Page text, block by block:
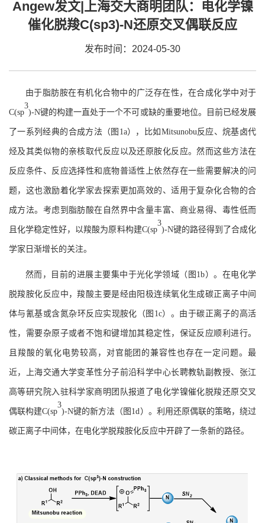
Angew发文|上海交大商明团队：电化学镍
催化脱羧C(sp3)-N还原交叉偶联反应
发布时间：2024-05-30
由于脂肪胺在有机化合物中的广泛存在性，在合成化学中对于
C(sp
3
)-N键的构建一直处于一个不可或缺的重要地位。目前已经发展
了一系列经典的合成方法（图 1a），比如 Mitsunobu反应、烷基卤代
烃及其类似物的亲核取代反应以及还原胺化反应。然而这些方法在
反应条件、反应选择性和底物普适性上依然存在一些需要解决的问
题，这也激励着化学家去探索更加高效的、适用于复杂化合物的合
成方法。考虑到脂肪酸在自然界中含量丰富、商业易得、毒性低而
且化学稳定性好，以羧酸为原料构建C(sp
3
)-N键的路径得到了合成化
学家日渐增长的关注。
然而，目前的进展主要集中于光化学领域（图 1b）。在电化学
脱羧胺化反应中，羧酸主要是经由阳极连续氧化生成碳正离子中间
体与氰基或含氮杂环反应实现胺化（图1c）。由于碳正离子的高活
性，需要杂原子或者不饱和键增加其稳定性，保证反应顺利进行。
且羧酸的氧化电势较高，对官能团的兼容性也存在一定问题。最
近，上海交通大学变革性分子前沿科学中心长聘教轨副教授、 张江
高等研究院入驻科学家商明 团队报道了电化学镍催化脱羧还原交叉
偶联构建C(sp
3
)-N键的新方法（图 1d）。利用还原偶联的策略，绕过
碳正离子中间体，在电化学脱羧胺化反应中开辟了一条新的路径。